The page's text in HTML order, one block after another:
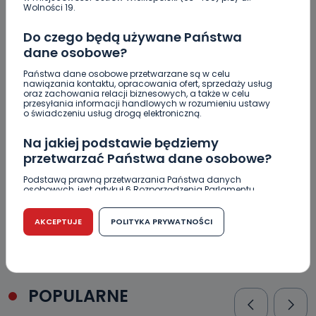
Wolności 19.
Do czego będą używane Państwa
dane osobowe?
Państwa dane osobowe przetwarzane są w celu
nawiązania kontaktu, opracowania ofert, sprzedaży usług
oraz zachowania relacji biznesowych, a także w celu
przesyłania informacji handlowych w rozumieniu ustawy
o świadczeniu usług drogą elektroniczną.
Na jakiej podstawie będziemy
przetwarzać Państwa dane osobowe?
Podstawą prawną przetwarzania Państwa danych
osobowych, jest artykuł 6 Rozporządzenia Parlamentu
r. w sprawie ochrony osób fizycznych w związku z
przetwarzaniem danych osobowych w sprawie
swobodnego przepływu takich danych oraz uchylenia
dyrektywy 95/46/WE (RODO).
Czy jest możliwość cofnięcia zgody?
Podanie danych osobowych jest dobrowolne, nie jest
wymogiem ustawowym lub umownym oraz nie stanowi
warunku zawarcia umowy. Cofnięcie zgody jest możliwe
AKCEPTUJE POLITYKA PRYWATNOŚCI
Podpis
POPULARNE